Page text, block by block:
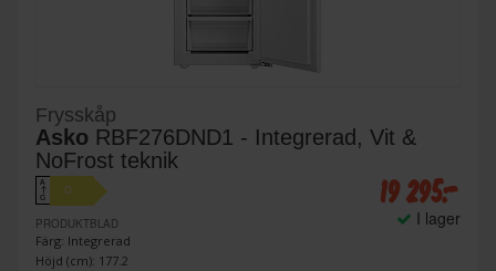
Frysskåp
Asko RBF276DND1 - Integrerad, Vit &
NoFrost teknik
A
↑
G
D
PRODUKTBLAD
Färg: Integrerad
Höjd (cm): 177.2
19 295:-
I lager